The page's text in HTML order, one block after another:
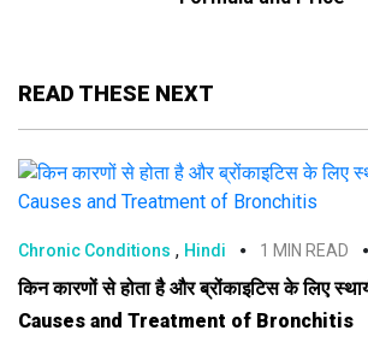
READ THESE NEXT
Chronic Conditions , Hindi 1 MIN READ
किन कारणों से होता है और ब्रोंकाइटिस के लिए
Causes and Treatment of Bronchitis